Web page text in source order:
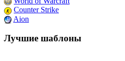
Counter Strike
Aion
Лучшие шаблоны